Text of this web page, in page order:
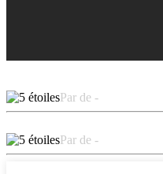
Par de -
Par de -